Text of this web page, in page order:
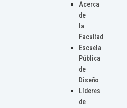
Acerca
de
la
Facultad
Escuela
Pública
de
Diseño
Líderes
de